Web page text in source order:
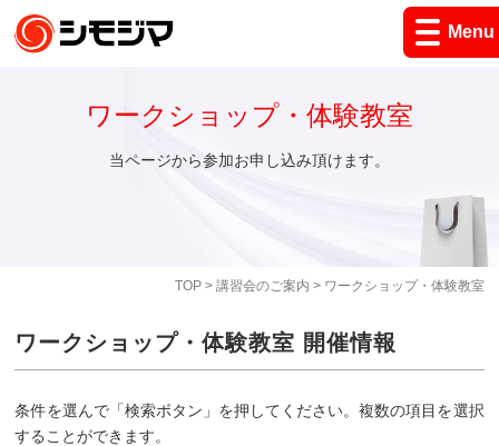
Menu
TOP> 講習会のご案内 > ワークショップ・体験教室
ワークショップ・体験教室
当ページから参加お申し込み頂けます。
ワークショップ・体験教室 開催情報
条件を選んで「検索ボタン」を押してください。複数の項目を選択
することができます。